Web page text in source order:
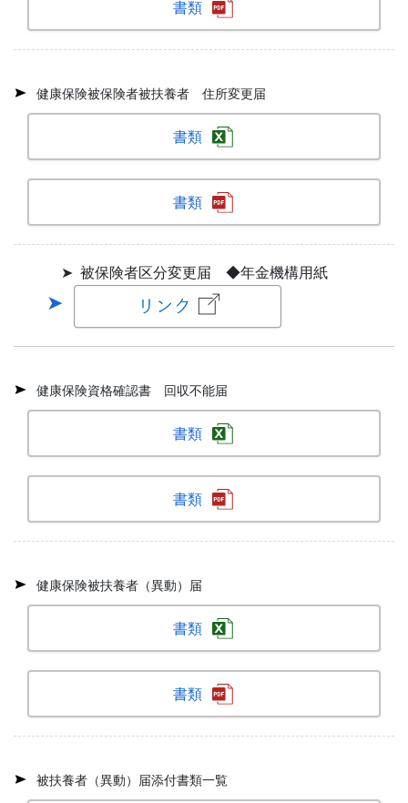
書類
健康保険被保険者被扶養者 住所変更届
書類
書類
➤ 被保険者区分変更届 ◆年金機構用紙
健康保険資格確認書 回収不能届
書類
書類
健康保険被扶養者（異動）届
書類
書類
被扶養者（異動）届添付書類一覧